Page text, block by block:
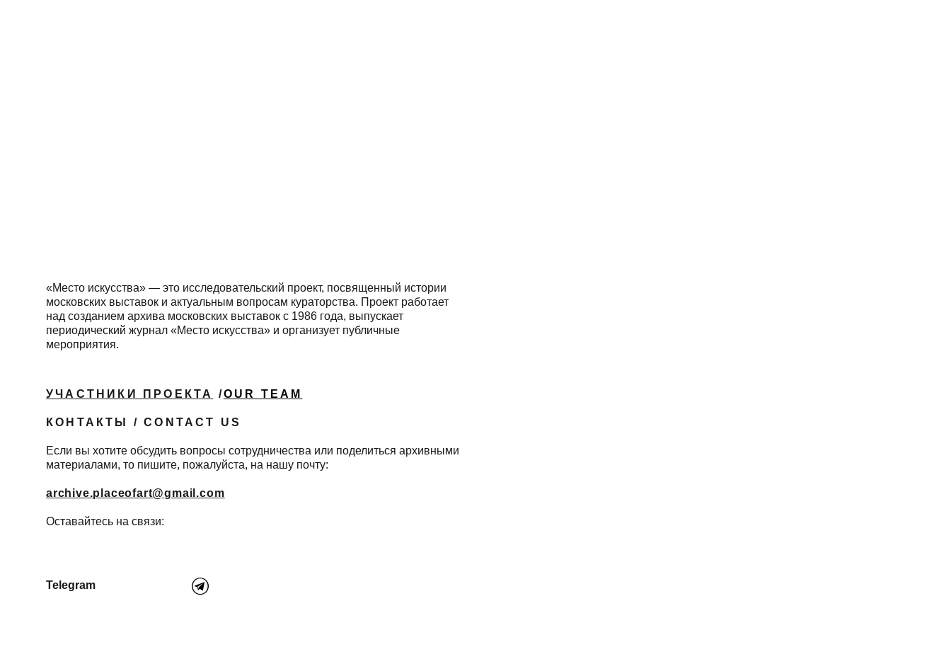
«Место искусства» — это исследовательский проект, посвященный истории
московских выставок и актуальным вопросам кураторства. Проект работает
над созданием архива московских выставок с 1986 года, выпускает
периодический журнал «Место искусства» и организует публичные
мероприятия.
УЧАСТНИКИ ПРОЕКТА /OUR TEAM
КОНТАКТЫ / CONTACT US
Если вы хотите обсудить вопросы сотрудничества или поделиться архивными
материалами, то пишите, пожалуйста, на нашу почту:
archive.placeofart@gmail.com
Оставайтесь на связи:
Telegram